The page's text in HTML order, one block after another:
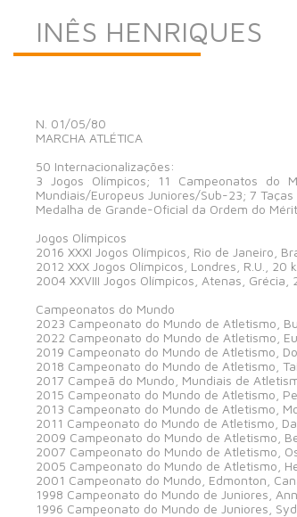
INÊS HENRIQUES
N. 01/05/80
MARCHA ATLÉTICA
50 Internacionalizações:
3 Jogos Olímpicos; 11 Campeonatos do
Mundiais/Europeus Juniores/Sub-23; 7
Medalha de Grande-Oficial da Ordem do
Jogos Olímpicos
2016 XXXI Jogos Olímpicos, Rio de Janeiro,
2012 XXX Jogos Olímpicos, Londres, R.U., 20
2004 XXVIII Jogos Olímpicos, Atenas, Grécia,
Campeonatos do Mundo
2023 Campeonato do Mundo de Atletismo,
2022 Campeonato do Mundo de Atletismo,
2019 Campeonato do Mundo de Atletismo,
2018 Campeonato do Mundo de Atletismo,
2017 Campeã do Mundo, Mundiais de
2015 Campeonato do Mundo de Atletismo,
2013 Campeonato do Mundo de Atletismo,
2011 Campeonato do Mundo de Atletismo,
2009 Campeonato do Mundo de Atletismo,
2007 Campeonato do Mundo de Atletismo,
2005 Campeonato do Mundo de Atletismo,
2001 Campeonato do Mundo, Edmonton,
1998 Campeonato do Mundo de Juniores,
1996 Campeonato do Mundo de Juniores,